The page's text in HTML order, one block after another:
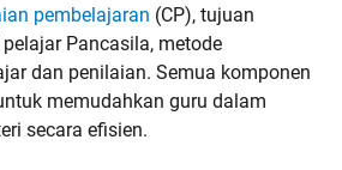
pembelajaran (CP), tujuan
Pancasila, metode
dan penilaian. Semua komponen
memudahkan guru dalam
secara efisien.